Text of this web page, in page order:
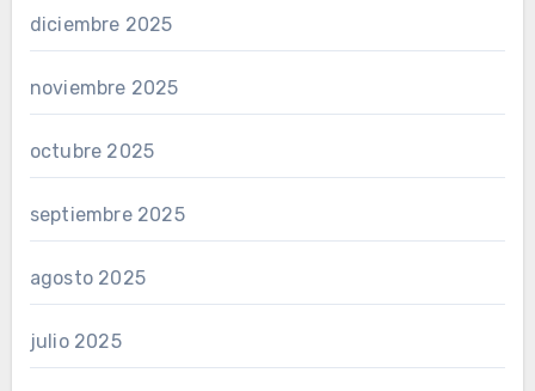
diciembre 2025
noviembre 2025
octubre 2025
septiembre 2025
agosto 2025
julio 2025